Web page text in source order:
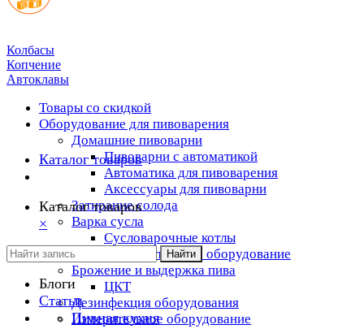
Колбасы
Копчение
Автоклавы
Товары со скидкой
Оборудование для пивоварения
Домашние пивоварни
Пивоварни с автоматикой
Автоматика для пивоварения
Аксессуары для пивоварни
Затирание солода
Варка сусла
Cусловарочные котлы
Дополнительное оборудование
Брожение и выдержка пива
ЦКТ
Дезинфекция оборудования
Измерительное оборудование
Каталог товаров
Каталог товаров
×
Найти
Блоги
Статьи
Пивная кухня